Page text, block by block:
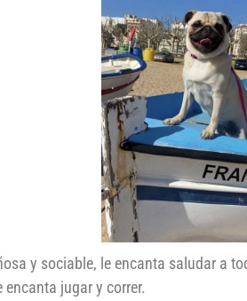
y sociable, le encanta saludar a
jugar y correr.